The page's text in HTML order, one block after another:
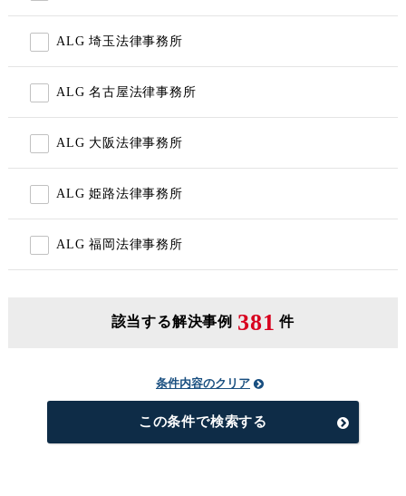
ALG 埼玉法律事務所
ALG 名古屋法律事務所
ALG 大阪法律事務所
ALG 姫路法律事務所
ALG 福岡法律事務所
該当する解決事例 381 件
条件内容のクリア
この条件で検索する